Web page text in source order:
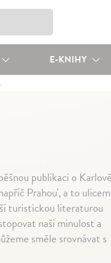
E-KNIHY
publikaci o Karlově
Prahou', a to
turistickou literaturou
naši minulost a
směle srovnávat s